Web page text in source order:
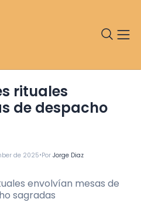
de 2025•Por Jorge Diaz
de despacho